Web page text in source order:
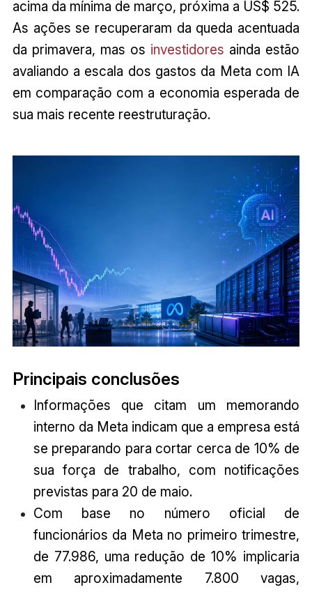
acima da mínima de março, próxima a US$ 525.
As ações se recuperaram da queda acentuada
da primavera, mas os investidores ainda estão
avaliando a escala dos gastos da Meta com IA
em comparação com a economia esperada de
sua mais recente reestruturação.
Principais conclusões
Informações que citam um memorando
interno da Meta indicam que a empresa está
se preparando para cortar cerca de 10% de
sua força de trabalho, com notificações
previstas para 20 de maio.
Com base no número oficial de
funcionários da Meta no primeiro trimestre,
de 77.986, uma redução de 10% implicaria
em aproximadamente 7.800 vagas,